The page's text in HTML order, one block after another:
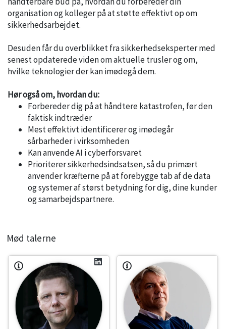
organisation og kolleger på at støtte effektivt op om
sikkerhedsarbejdet.
Desuden får du overblikket fra sikkerhedseksperter med
senest opdaterede viden om aktuelle trusler og om,
hvilke teknologier der kan imødegå dem.
Hør også om, hvordan du:
Forbereder dig på at håndtere katastrofen, før den
faktisk indtræder
Mest effektivt identificerer og imødegår
sårbarheder i virksomheden
Kan anvende AI i cyberforsvaret
Prioriterer sikkerhedsindsatsen, så du primært
anvender kræfterne på at forebygge tab af de data
og systemer af størst betydning for dig, dine kunder
og samarbejdspartnere.
Mød talerne